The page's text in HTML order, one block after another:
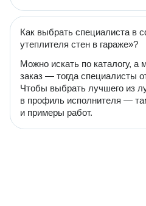
Как выбрать специалиста в
утеплителя стен в гараже»?
Можно искать по каталогу, а
заказ — тогда специалисты
Чтобы выбрать лучшего из
в профиль исполнителя —
и примеры работ.